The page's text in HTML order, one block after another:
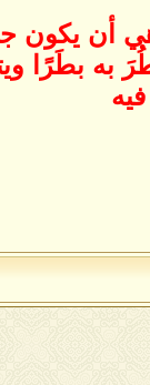
أن يكون
به بطَرًا